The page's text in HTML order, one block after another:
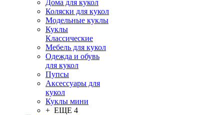
Дома для кукол
Коляски для кукол
Модельные куклы
Куклы
Классические
Мебель для кукол
Одежда и обувь
для кукол
Пупсы
Аксессуары для
кукол
Куклы мини
+ ЕЩЕ 4